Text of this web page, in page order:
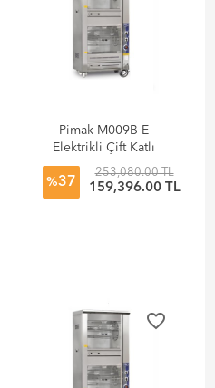
Pimak M009B-E
Elektrikli Çift Katlı
Tamburlu Piliç
Makinesi
%37
253,080.00 TL
159,396.00 TL
favorite_border